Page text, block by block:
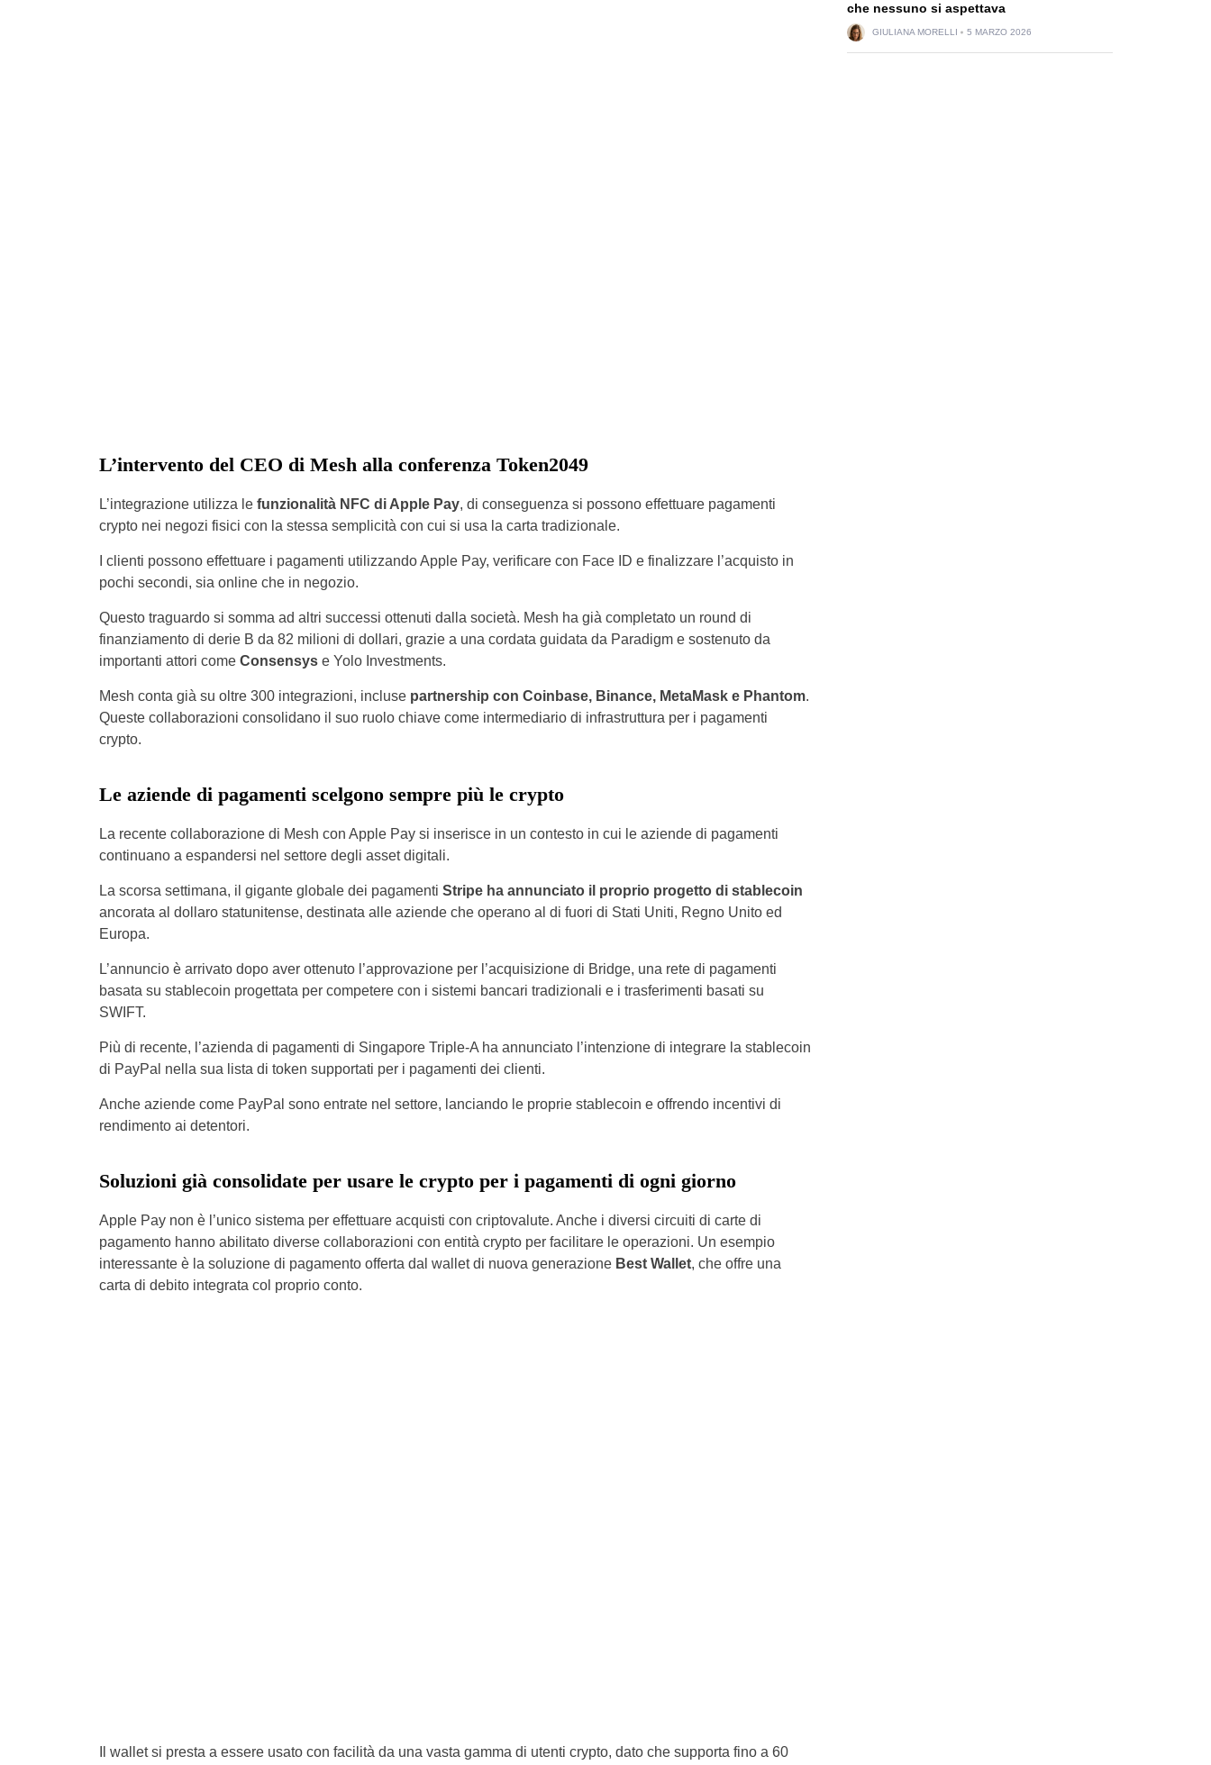
L’intervento del CEO di Mesh alla conferenza Token2049
L’integrazione utilizza le funzionalità NFC di Apple Pay, di conseguenza si possono effettuare pagamenti
crypto nei negozi fisici con la stessa semplicità con cui si usa la carta tradizionale.
I clienti possono effettuare i pagamenti utilizzando Apple Pay, verificare con Face ID e finalizzare l’acquisto in
pochi secondi, sia online che in negozio.
Questo traguardo si somma ad altri successi ottenuti dalla società. Mesh ha già completato un round di
finanziamento di derie B da 82 milioni di dollari, grazie a una cordata guidata da Paradigm e sostenuto da
importanti attori come Consensys e Yolo Investments.
Mesh conta già su oltre 300 integrazioni, inclusepartnership con Coinbase, Binance, MetaMask e Phantom.
Queste collaborazioni consolidano il suo ruolo chiave come intermediario di infrastruttura per i pagamenti
crypto.
Le aziende di pagamenti scelgono sempre più le crypto
La recente collaborazione di Mesh con Apple Pay si inserisce in un contesto in cui le aziende di pagamenti
continuano a espandersi nel settore degli asset digitali.
La scorsa settimana, il gigante globale dei pagamenti Stripe ha annunciato il proprio progetto di stablecoin
ancorata al dollaro statunitense, destinata alle aziende che operano al di fuori di Stati Uniti, Regno Unito ed
Europa.
L’annuncio è arrivato dopo aver ottenuto l’approvazione per l’acquisizione di Bridge, una rete di pagamenti
basata su stablecoin progettata per competere con i sistemi bancari tradizionali e i trasferimenti basati su
SWIFT.
Più di recente, l’azienda di pagamenti di Singapore Triple-A ha annunciato l’intenzione di integrare la stablecoin
di PayPal nella sua lista di token supportati per i pagamenti dei clienti.
Anche aziende come PayPal sono entrate nel settore, lanciando le proprie stablecoin e offrendo incentivi di
rendimento ai detentori.
Soluzioni già consolidate per usare le crypto per i pagamenti di ogni giorno
Apple Pay non è l’unico sistema per effettuare acquisti con criptovalute. Anche i diversi circuiti di carte di
pagamento hanno abilitato diverse collaborazioni con entità crypto per facilitare le operazioni. Un esempio
interessante è la soluzione di pagamento offerta dal wallet di nuova generazione Best Wallet, che offre una
carta di debito integrata col proprio conto.
Il wallet si presta a essere usato con facilità da una vasta gamma di utenti crypto, dato che supporta fino a 60
che nessuno si aspettava
GIULIANA MORELLI 5 MARZO 2026